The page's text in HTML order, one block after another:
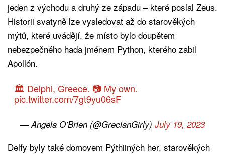
jeden z východu a druhý ze západu – které poslal Zeus.
Historii svatyně lze vysledovat až do starověkých
mýtů, které uvádějí, že místo bylo doupětem
nebezpečného hada jménem Python, kterého zabil
Apollón.
🏛 Delphi, Greece. 📷 My own.
pic.twitter.com/7gt9yu06sF
— Angela O’Brien (@GrecianGirly) July 19, 2023
Delfy byly také domovem Pýthiiných her, starověkých